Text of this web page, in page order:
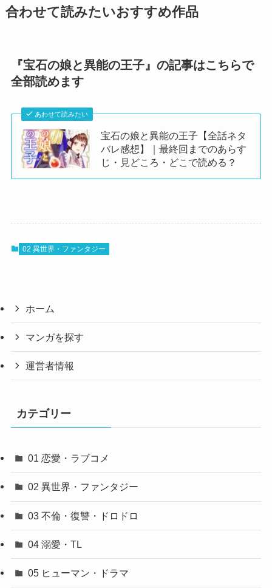
合わせて読みたいおすすめ作品
『宝石の娘と異能の王子』の記事はこちらで
全部読めます
あわせて読みたい
宝石の娘と異能の王子【全話ネタ
バレ感想】｜最終回までのあらす
じ・見どころ・どこで読める？
02 異世界・ファンタジー
ホーム
マンガを探す
運営者情報
カテゴリー
01 恋愛・ラブコメ
02 異世界・ファンタジー
03 不倫・復讐・ドロドロ
04 溺愛・TL
05 ヒューマン・ドラマ